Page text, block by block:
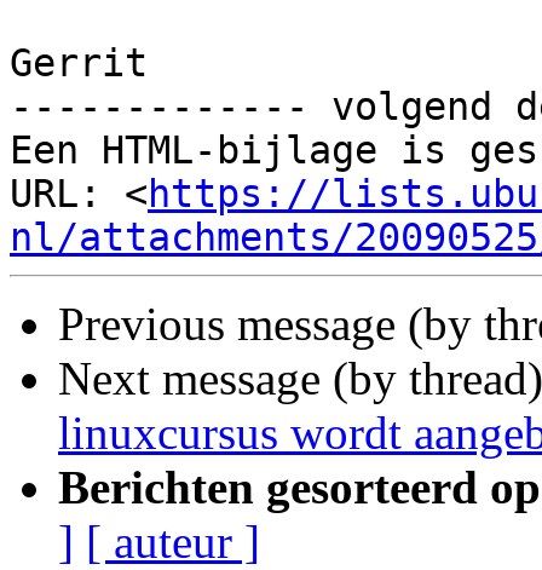
Gerrit
------------- volgend
Een HTML-bijlage is
URL: <https://
nl/attachments/
Previous message (by
Next message (by
linuxcursus wordt
Berichten gesorteerd
] [ auteur ]